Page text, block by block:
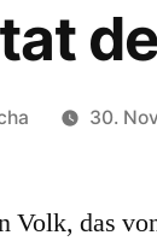
30.
Volk, das